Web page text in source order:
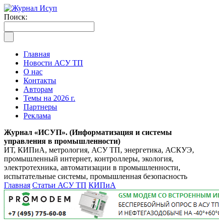
Поиск:
Главная
Новости АСУ ТП
О нас
Контакты
Авторам
Темы на 2026 г.
Партнеры
Реклама
Журнал «ИСУП». (Информатизация и системы
управления в промышленности)
ИТ, КИПиА, метрология, АСУ ТП, энергетика, АСКУЭ,
промышленный интернет, контроллеры, экология,
электротехника, автоматизации в промышленности,
испытательные системы, промышленная безопасность
Главная Статьи АСУ ТП КИПиА